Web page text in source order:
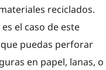
reciclados.
el caso de este
puedas perforar
en papel, lanas, o